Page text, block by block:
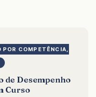
POR COMPETÊNCIA,
de Desempenho
Curso